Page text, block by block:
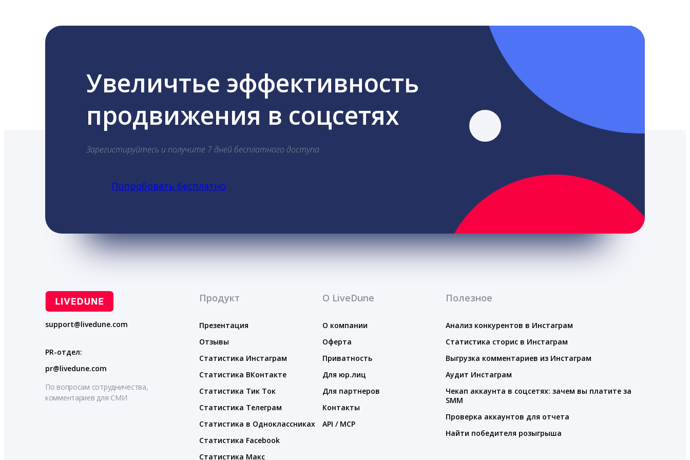
Увеличтье эффективность
продвижения в соцсетях
Зарегистируйтесь и получите 7 дней бесплатного доступа.
Попробовать бесплатно
support@livedune.com
PR-отдел:
pr@livedune.com
По вопросам сотрудничества,
комментариев для СМИ
Продукт
Презентация
Отзывы
Статистика Инстаграм
Статистика ВКонтакте
Статистика Тик Ток
Статистика Телеграм
Статистика в Одноклассниках
Статистика Facebook
Статистика Макс
О LiveDune
О компании
Оферта
Приватность
Для юр.лиц
Для партнеров
Контакты
API / MCP
Полезное
Анализ конкурентов в Инстаграм
Статистика сторис в Инстаграм
Выгрузка комментариев из Инстаграм
Аудит Инстаграм
Чекап аккаунта в соцсетях: зачем вы платите за
SMM
Проверка аккаунтов для отчета
Найти победителя розыгрыша